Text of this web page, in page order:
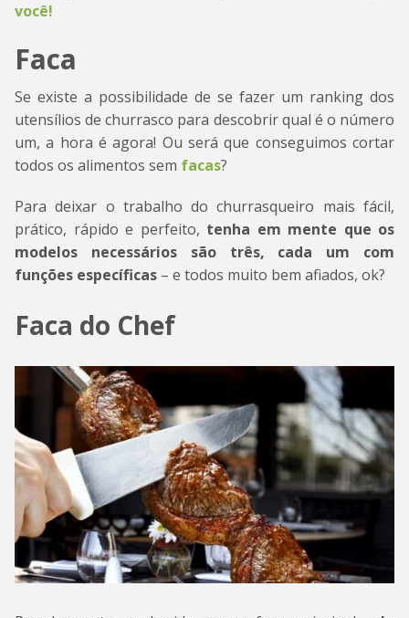
você!
Faca
Se existe a possibilidade de se fazer um ranking dos
utensílios de churrasco para descobrir qual é o número
um, a hora é agora! Ou será que conseguimos cortar
todos os alimentos sem facas?
Para deixar o trabalho do churrasqueiro mais fácil,
prático, rápido e perfeito, tenha em mente que os
modelos necessários são três, cada um com
funções específicas – e todos muito bem afiados, ok?
Faca do Chef